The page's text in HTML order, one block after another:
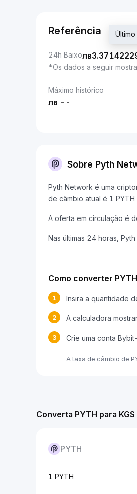
Referência
24h Baixoлв
*Os dados a seguir
Máximo histórico
лв --
Sobre Pyth
Pyth Network é uma
de câmbio atual é 1
A oferta em circulação é
Nas últimas 24 horas,
Como converter
1 Insira a quantidade
2 A calculadora
3 Crie uma conta
A taxa de câmbio de
Converta PYTH para KGS
PYTH
1 PYTH